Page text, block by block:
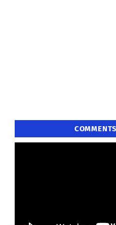
COMMENTS